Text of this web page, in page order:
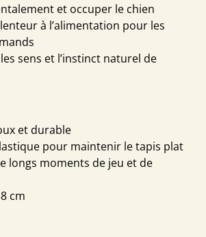
et occuper le chien
à l’alimentation pour les
sens et l’instinct naturel de
et durable
pour maintenir le tapis plat
longs moments de jeu et de
cm